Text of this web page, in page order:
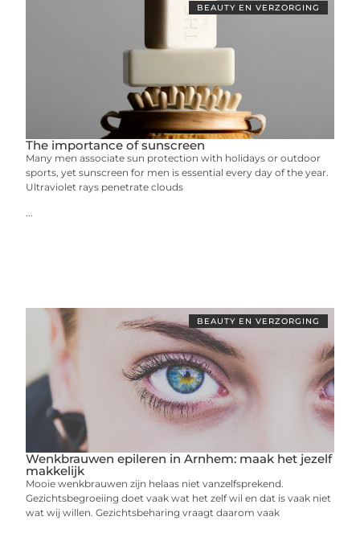
BEAUTY EN VERZORGING
The importance of sunscreen
Many men associate sun protection with holidays or outdoor
sports, yet sunscreen for men is essential every day of the year.
Ultraviolet rays penetrate clouds
BEAUTY EN VERZORGING
Wenkbrauwen epileren in Arnhem: maak het jezelf
makkelijk
Mooie wenkbrauwen zijn helaas niet vanzelfsprekend.
Gezichtsbegroeiing doet vaak wat het zelf wil en dat is vaak niet
wat wij willen. Gezichtsbeharing vraagt daarom vaak